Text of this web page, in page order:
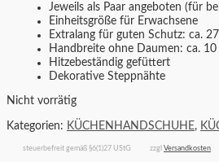
Jeweils als Paar angeboten (für
Einheitsgröße für Erwachsene
Extralang für guten Schutz: ca.
Handbreite ohne Daumen: ca.
Hitzebeständig gefüttert
Dekorative Steppnähte
Nicht vorrätig
Kategorien: KÜCHENHANDSCHUHE,
steuerbefreit gemäß §6(1)27 UStG zzgl Versandkosten